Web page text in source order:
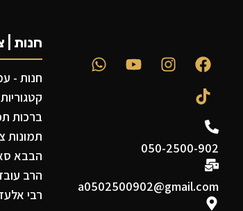
050-2500-902
a0502500902@gmail.com
חנות |
חנות -
ברכות
תמונות
הבבא
הרב
רבי